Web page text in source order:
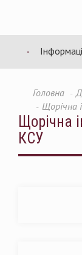
Головна
Щорічна
Щорічна
КСУ